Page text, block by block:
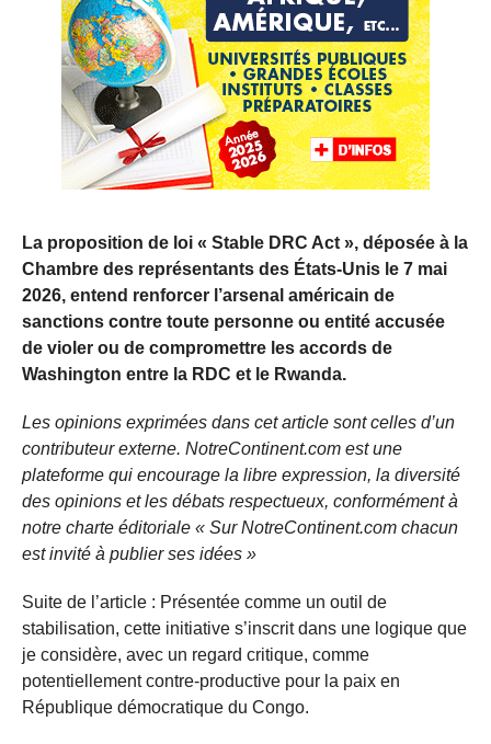
La proposition de loi « Stable DRC Act », déposée à la
Chambre des représentants des États-Unis le 7 mai
2026, entend renforcer l’arsenal américain de
sanctions contre toute personne ou entité accusée
de violer ou de compromettre les accords de
Washington entre la RDC et le Rwanda.
Les opinions exprimées dans cet article sont celles d’un
contributeur externe. NotreContinent.com est une
plateforme qui encourage la libre expression, la diversité
des opinions et les débats respectueux, conformément à
notre charte éditoriale « Sur NotreContinent.com chacun
est invité à publier ses idées »
Suite de l’article : Présentée comme un outil de
stabilisation, cette initiative s’inscrit dans une logique que
je considère, avec un regard critique, comme
potentiellement contre-productive pour la paix en
République démocratique du Congo.